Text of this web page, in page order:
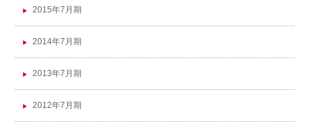
2015年7月期
2014年7月期
2013年7月期
2012年7月期